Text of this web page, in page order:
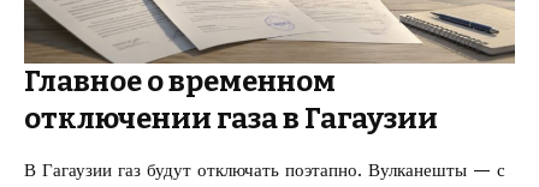
Главное о временном
отключении газа в Гагаузии
В Гагаузии газ будут отключать поэтапно. Вулканешты — с